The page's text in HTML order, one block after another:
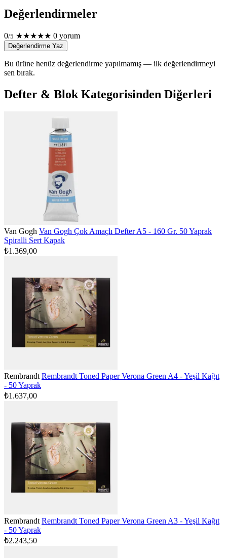
Değerlendirmeler
0/5 ★★★★★ 0 yorum
Değerlendirme Yaz
Bu ürüne henüz değerlendirme yapılmamış — ilk değerlendirmeyi
sen bırak.
Defter & Blok Kategorisinden Diğerleri
Van Gogh Van Gogh Çok Amaçlı Defter A5 - 160 Gr. 50 Yaprak
Spiralli Sert Kapak
₺1.369,00
Rembrandt Rembrandt Toned Paper Verona Green A4 - Yeşil Kağıt
- 50 Yaprak
₺1.637,00
Rembrandt Rembrandt Toned Paper Verona Green A3 - Yeşil Kağıt
- 50 Yaprak
₺2.243,50